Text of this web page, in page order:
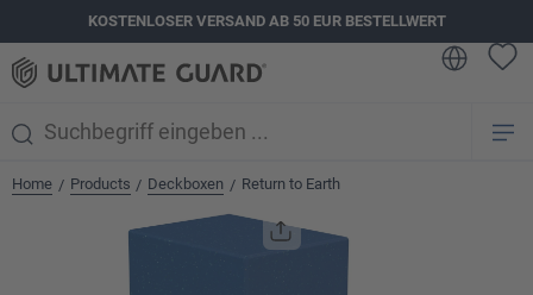
springenKOSTENLOSER VERSAND AB 50 EUR BESTELLWERT
Home / Products / Deckboxen / Return to Earth
Bildergalerie überspringen